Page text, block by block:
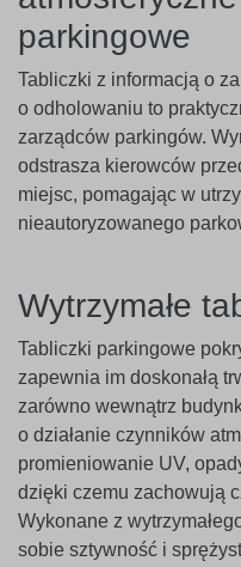
parkingowe
Tabliczki z informacją o
o odholowaniu to
zarządców parkingów.
odstrasza kierowców
miejsc, pomagając w
nieautoryzowanego
Wytrzymałe
Tabliczki parkingowe
zapewnia im doskonałą
zarówno wewnątrz
o działanie czynników
promieniowanie UV,
dzięki czemu zachowują
Wykonane z
sobie sztywność i